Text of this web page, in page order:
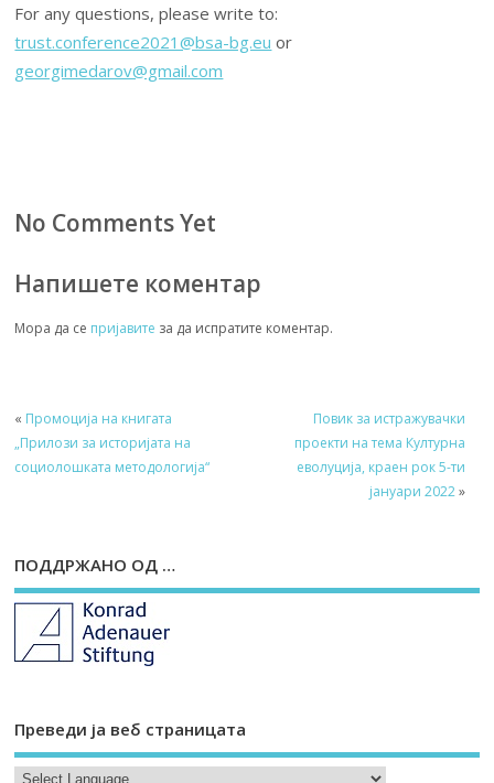
For any questions, please write to:
trust.conference2021@bsa-bg.eu or
georgimedarov@gmail.com
No Comments Yet
Напишете коментар
Мора да се пријавите за да испратите коментар.
« Промоција на книгата
„Прилози за историјата на
социолошката методологија“
Повик за истражувачки
проекти на тема Културна
еволуција, краен рок 5-ти
јануари 2022»
ПОДДРЖАНО ОД …
Преведи ја веб страницата